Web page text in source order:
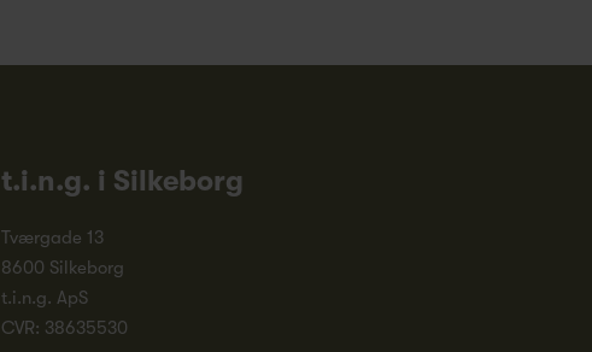
t.i.n.g. i Silkeborg
Tværgade 13
8600 Silkeborg
t.i.n.g. ApS
CVR: 38635530